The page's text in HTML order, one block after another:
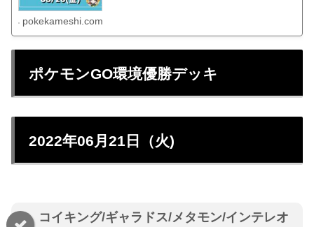
pokekameshi.com
ポケモンGO環境優勝デッキ
2022年06月21日（火)
コイキング/ギャラドス/メタモン/インテレオ